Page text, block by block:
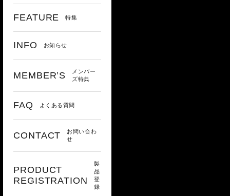
FEATURE 特集
INFO お知らせ
MEMBER’S
メンバー
ズ特典
FAQ よくある質問
CONTACT
お問い合わ
せ
PRODUCT
REGISTRATION
製
品
登
録